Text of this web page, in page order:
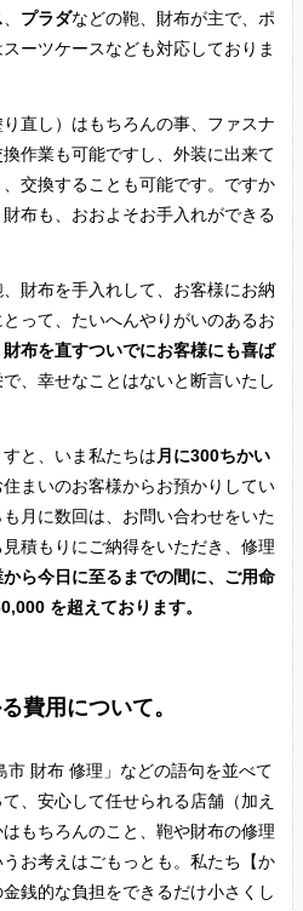
プラダなどの鞄、財布が主で、ポ
ーツケースなども対応しておりま
直し）はもちろんの事、ファスナ
作業も可能ですし、外装に出来て
交換することも可能です。ですか
布も、おおよそお手入れができる
財布を手入れして、お客様にお納
って、たいへんやりがいのあるお
財布を直すついでにお客様にも喜ば
、幸せなことはないと断言いたし
と、いま私たちは 月に300ちかい
まいのお客様からお預かりしてい
月に数回は、お問い合わせをいた
積もりにご納得をいただき、修理
から今日に至るまでの間に、ご用命
を超えております。
費用について。
市 財布 修理」などの語句を並べて
、安心して任せられる店舗（加え
もちろんのこと、鞄や財布の修理
お考えはごもっとも。私たち【か
銭的な負担をできるだけ小さくし